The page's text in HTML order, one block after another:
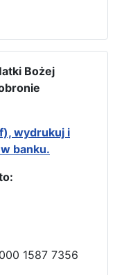
Bożej
wydrukuj i
banku.
1587 7356